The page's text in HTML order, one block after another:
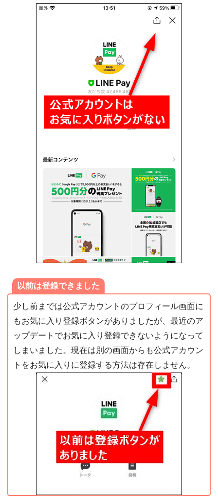
以前は登録できました
少し前までは公式アカウントのプロフィール画面に
もお気に入り登録ボタンがありましたが、最近のア
ップデートでお気に入り登録できないようになって
しまいました。現在は別の画面からも公式アカウン
トをお気に入りに登録する方法は存在しません。